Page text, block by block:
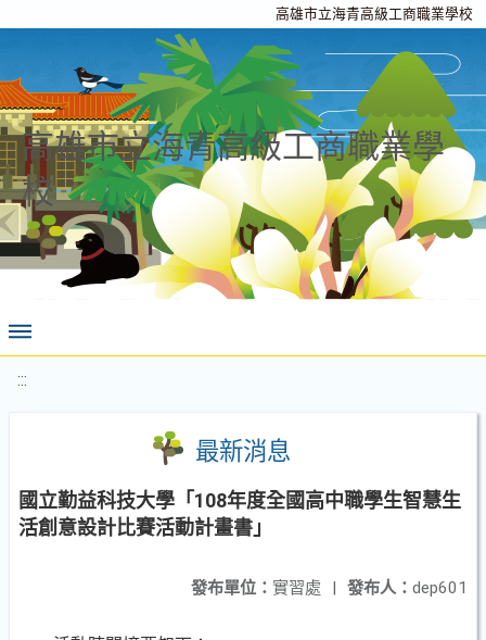
高雄市立海青高級工商職業學校
高雄市立海青高級工商職業學
校
:::
最新消息
國立勤益科技大學「108年度全國高中職學生智慧生
活創意設計比賽活動計畫書」
發布人： dep601
發布單位： 實習處 |